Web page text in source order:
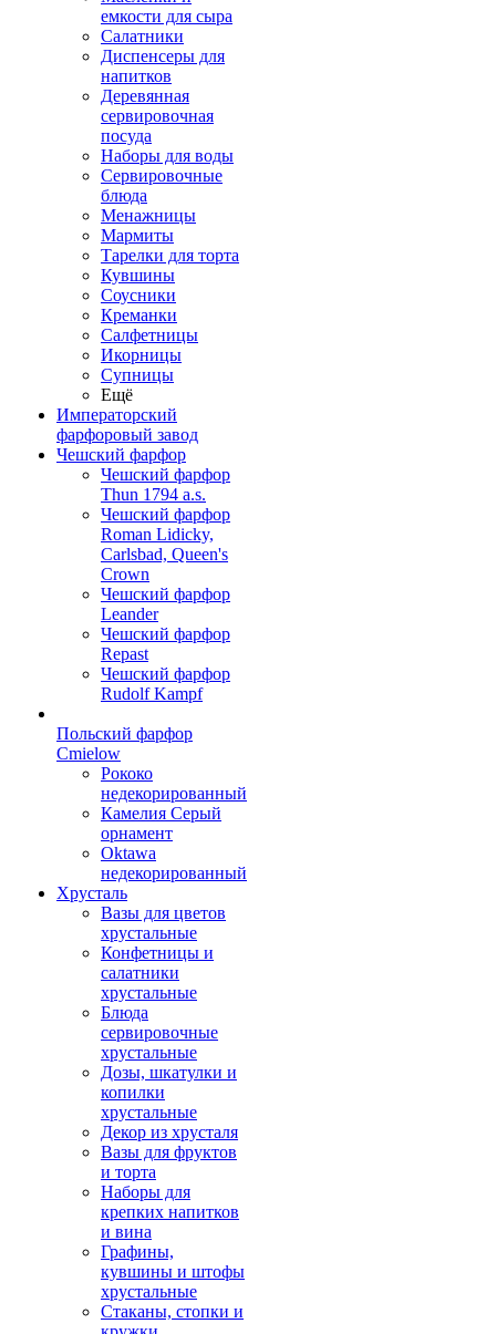
емкости для сыра
Салатники
Диспенсеры для
напитков
Деревянная
сервировочная
посуда
Наборы для воды
Сервировочные
блюда
Менажницы
Мармиты
Тарелки для торта
Кувшины
Соусники
Креманки
Салфетницы
Икорницы
Супницы
Ещё
Императорский
фарфоровый завод
Чешский фарфор
Чешский фарфор
Thun 1794 a.s.
Чешский фарфор
Roman Lidicky,
Carlsbad, Queen's
Crown
Чешский фарфор
Leander
Чешский фарфор
Repast
Чешский фарфор
Rudolf Kampf
Польский фарфор
Сmielow
Рококо
недекорированный
Камелия Серый
орнамент
Oktawa
недекорированный
Хрусталь
Вазы для цветов
хрустальные
Конфетницы и
салатники
хрустальные
Блюда
сервировочные
хрустальные
Дозы, шкатулки и
копилки
хрустальные
Декор из хрусталя
Вазы для фруктов
и торта
Наборы для
крепких напитков
и вина
Графины,
кувшины и штофы
хрустальные
Стаканы, стопки и